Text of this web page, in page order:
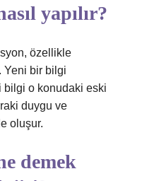
yapılır?
özellikle
Yeni bir bilgi
o konudaki eski
duygu ve
oluşur.
demek